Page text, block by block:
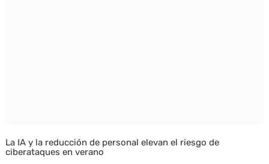
La IA y la reducción de personal elevan el riesgo de
ciberataques en verano